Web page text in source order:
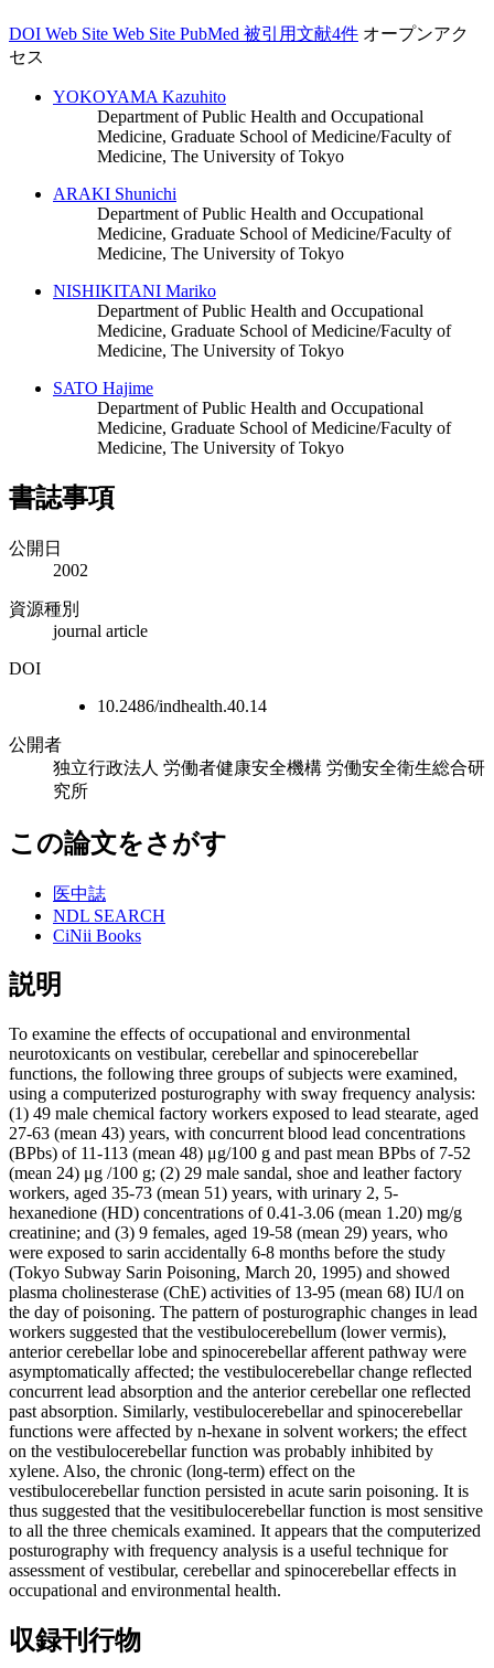
DOI Web Site Web Site PubMed 被引用文献4件 オープンアク
セス
YOKOYAMA Kazuhito
Department of Public Health and Occupational
Medicine, Graduate School of Medicine/Faculty of
Medicine, The University of Tokyo
ARAKI Shunichi
Department of Public Health and Occupational
Medicine, Graduate School of Medicine/Faculty of
Medicine, The University of Tokyo
NISHIKITANI Mariko
Department of Public Health and Occupational
Medicine, Graduate School of Medicine/Faculty of
Medicine, The University of Tokyo
SATO Hajime
Department of Public Health and Occupational
Medicine, Graduate School of Medicine/Faculty of
Medicine, The University of Tokyo
書誌事項
公開日
2002
資源種別
journal article
DOI
10.2486/indhealth.40.14
公開者
独立行政法人 労働者健康安全機構 労働安全衛生総合研
究所
この論文をさがす
医中誌
NDL SEARCH
CiNii Books
説明
To examine the effects of occupational and environmental
neurotoxicants on vestibular, cerebellar and spinocerebellar
functions, the following three groups of subjects were examined,
using a computerized posturography with sway frequency analysis:
(1) 49 male chemical factory workers exposed to lead stearate, aged
27-63 (mean 43) years, with concurrent blood lead concentrations
(BPbs) of 11-113 (mean 48) μg/100 g and past mean BPbs of 7-52
(mean 24) μg /100 g; (2) 29 male sandal, shoe and leather factory
workers, aged 35-73 (mean 51) years, with urinary 2, 5-
hexanedione (HD) concentrations of 0.41-3.06 (mean 1.20) mg/g
creatinine; and (3) 9 females, aged 19-58 (mean 29) years, who
were exposed to sarin accidentally 6-8 months before the study
(Tokyo Subway Sarin Poisoning, March 20, 1995) and showed
plasma cholinesterase (ChE) activities of 13-95 (mean 68) IU/l on
the day of poisoning. The pattern of posturographic changes in lead
workers suggested that the vestibulocerebellum (lower vermis),
anterior cerebellar lobe and spinocerebellar afferent pathway were
asymptomatically affected; the vestibulocerebellar change reflected
concurrent lead absorption and the anterior cerebellar one reflected
past absorption. Similarly, vestibulocerebellar and spinocerebellar
functions were affected by n-hexane in solvent workers; the effect
on the vestibulocerebellar function was probably inhibited by
xylene. Also, the chronic (long-term) effect on the
vestibulocerebellar function persisted in acute sarin poisoning. It is
thus suggested that the vesitibulocerebellar function is most sensitive
to all the three chemicals examined. It appears that the computerized
posturography with frequency analysis is a useful technique for
assessment of vestibular, cerebellar and spinocerebellar effects in
occupational and environmental health.
収録刊行物